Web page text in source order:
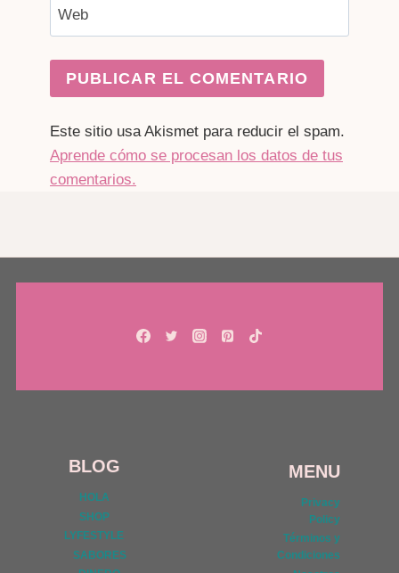
Web
Este sitio usa Akismet para reducir el spam.
Aprende cómo se procesan los datos de tus
comentarios.
BLOG
HOLA
SHOP
LYFESTYLE
SABORES
MENU
Privacy
Policy
Términos y
Condiciones